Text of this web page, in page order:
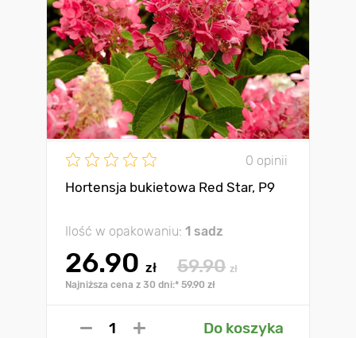
0 opinii
Hortensja bukietowa Red Star, Р9
Ilość w opakowaniu: 1 sadz
26.90 zł 59.90 zł
Najniższa cena z 30 dni:* 59.90 zł
Do koszyka